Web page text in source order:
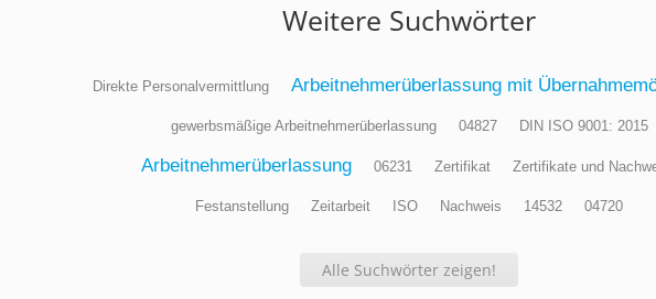
Weitere Suchwörter
Direkte Personalvermittlung Arbeitnehmerüberlassung mit
gewerbsmäßige Arbeitnehmerüberlassung 04827 DIN ISO 9001: 2015
Arbeitnehmerüberlassung 06231 Zertifikat Zertifikate und
Festanstellung Zeitarbeit ISO Nachweis 14532 04720
Alle Suchwörter zeigen!